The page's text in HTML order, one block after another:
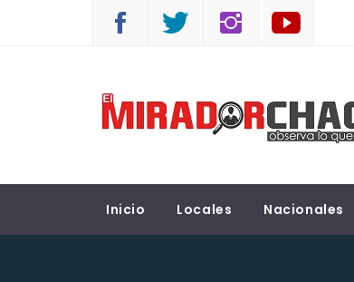
EL MIRADOR CHACO
Inicio Locales Nacionales